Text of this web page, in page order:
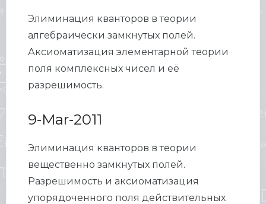
Элиминация кванторов в теории
алгебраически замкнутых полей.
Аксиоматизация элементарной теории
поля комплексных чисел и её
разрешимость.
9-Mar-2011
Элиминация кванторов в теории
вещественно замкнутых полей.
Разрешимость и аксиоматизация
упорядоченного поля действительных